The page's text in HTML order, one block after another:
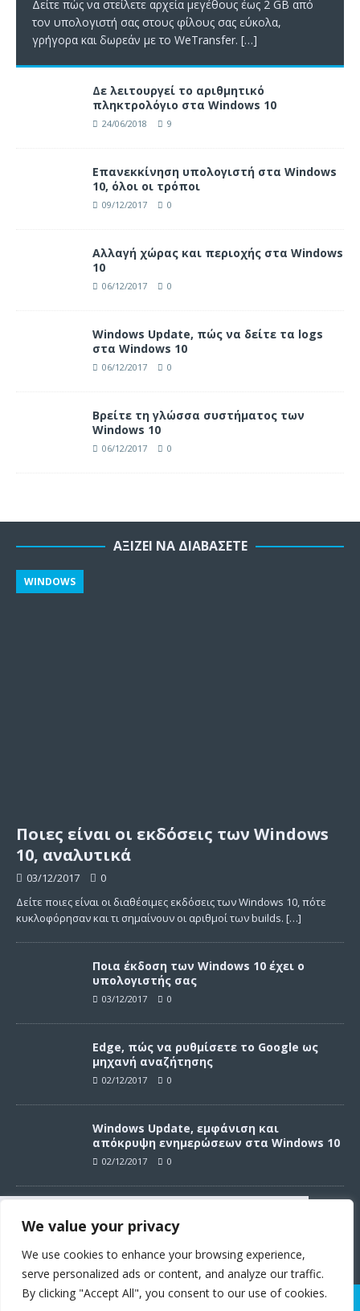
Συνεχίζοντας σε αυτό τον ιστότοπο
αποδέχεστε την χρήση των cookies
σύμφωνα με τους όρους χρήσης.
Όροι χρήσης
We value your privacy
We use cookies to enhance your browsing experience,
serve personalized ads or content, and analyze our traffic.
By clicking "Accept All", you consent to our use of cookies.
Δείτε πώς να στείλετε αρχεία μεγέθους έως 2 GB από
τον υπολογιστή σας στους φίλους σας εύκολα,
γρήγορα και δωρεάν με το WeTransfer. […]
Δε λειτουργεί το αριθμητικό
πληκτρολόγιο στα Windows 10
24/06/2018 9
Επανεκκίνηση υπολογιστή στα Windows
10, όλοι οι τρόποι
09/12/2017 0
Αλλαγή χώρας και περιοχής στα Windows
10
06/12/2017 0
Windows Update, πώς να δείτε τα logs
στα Windows 10
06/12/2017 0
Βρείτε τη γλώσσα συστήματος των
Windows 10
06/12/2017 0
ΑΞΊΖΕΙ ΝΑ ΔΙΑΒΆΣΕΤΕ
Ποιες είναι οι εκδόσεις των Windows
10, αναλυτικά
WINDOWS
03/12/2017
0
Δείτε ποιες είναι οι διαθέσιμες εκδόσεις των Windows 10, πότε
κυκλοφόρησαν και τι σημαίνουν οι αριθμοί των builds. […]
Ποια έκδοση των Windows 10 έχει ο
υπολογιστής σας
03/12/2017 0
Edge, πώς να ρυθμίσετε το Google ως
μηχανή αναζήτησης
02/12/2017 0
Windows Update, εμφάνιση και
απόκρυψη ενημερώσεων στα Windows 10
02/12/2017 0
ενημερώσεων στα Windows 10